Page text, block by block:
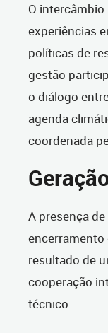
O
experiências
políticas de
gestão
o diálogo
agenda
coordenada
A presença
encerramento
resultado de
cooperação
técnico.